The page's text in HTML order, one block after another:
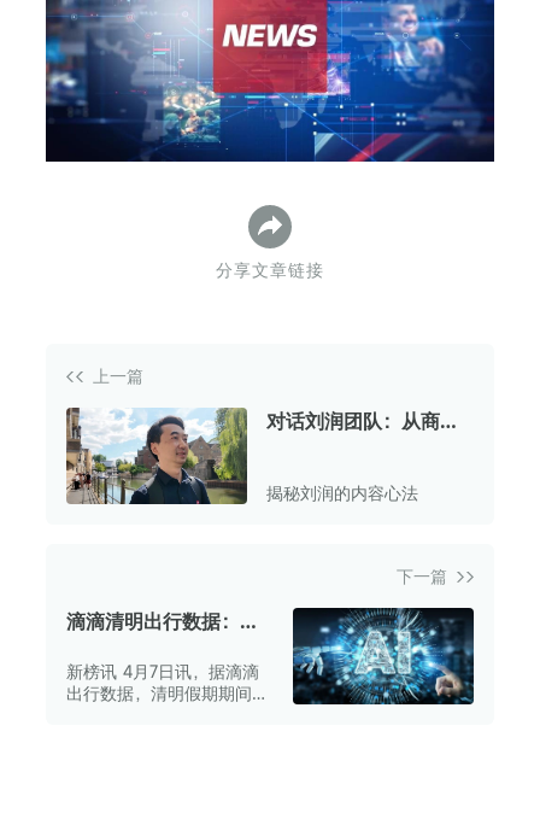
分享文章链接
上一篇
对话刘润团队：从商业
揭秘刘润的内容心法
下一篇
滴滴清明出行数据：异
涨41%
新榜讯 4月7日讯，据滴滴
出行数据，清明假期期间，